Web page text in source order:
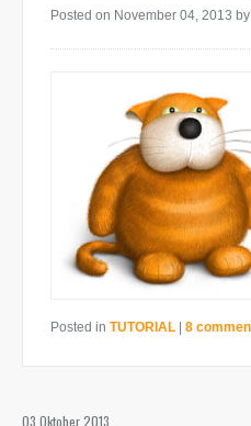
Posted on November 04, 2013
Posted in TUTORIAL | 8
03 Oktober 2013